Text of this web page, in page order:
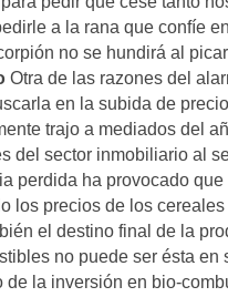
a la rana que confíe
no se hundirá al
Otra de las razones del
en la subida de
trajo a mediados del
del sector inmobiliario al
perdida ha provocado
los precios de los
el destino final de la
no puede ser ésta
de la inversión en bio-